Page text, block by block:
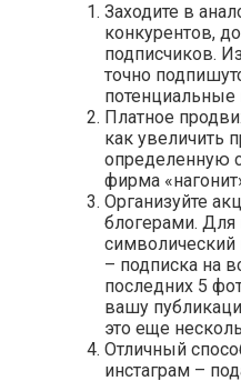
Заходите в
конкурентов,
подписчиков.
точно
потенциальные
Платное
как увеличить
определенную
фирма
Организуйте
блогерами. Для
символический
– подписка на
последних 5
вашу
это еще
Отличный
инстаграм –